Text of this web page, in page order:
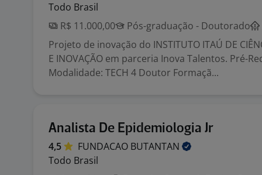
Todo Brasil
R$ 11.000,00
Pós-graduação - Doutorado
Projeto de inovação do INSTITUTO ITAÚ DE
E INOVAÇÃO em parceria Inova Talentos. Pré-
Modalidade: TECH 4 Doutor Formaçã...
Analista De Epidemiologia Jr
4,5 FUNDACAO BUTANTAN
Todo Brasil